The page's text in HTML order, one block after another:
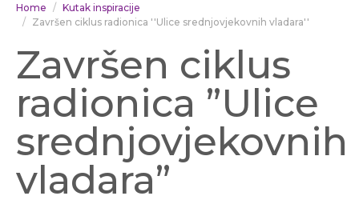
Home
Kutak inspiracije
Završen ciklus radionica ''Ulice srednjovjekovnih vladara''
Završen ciklus
radionica ”Ulice
srednjovjekovnih
vladara”